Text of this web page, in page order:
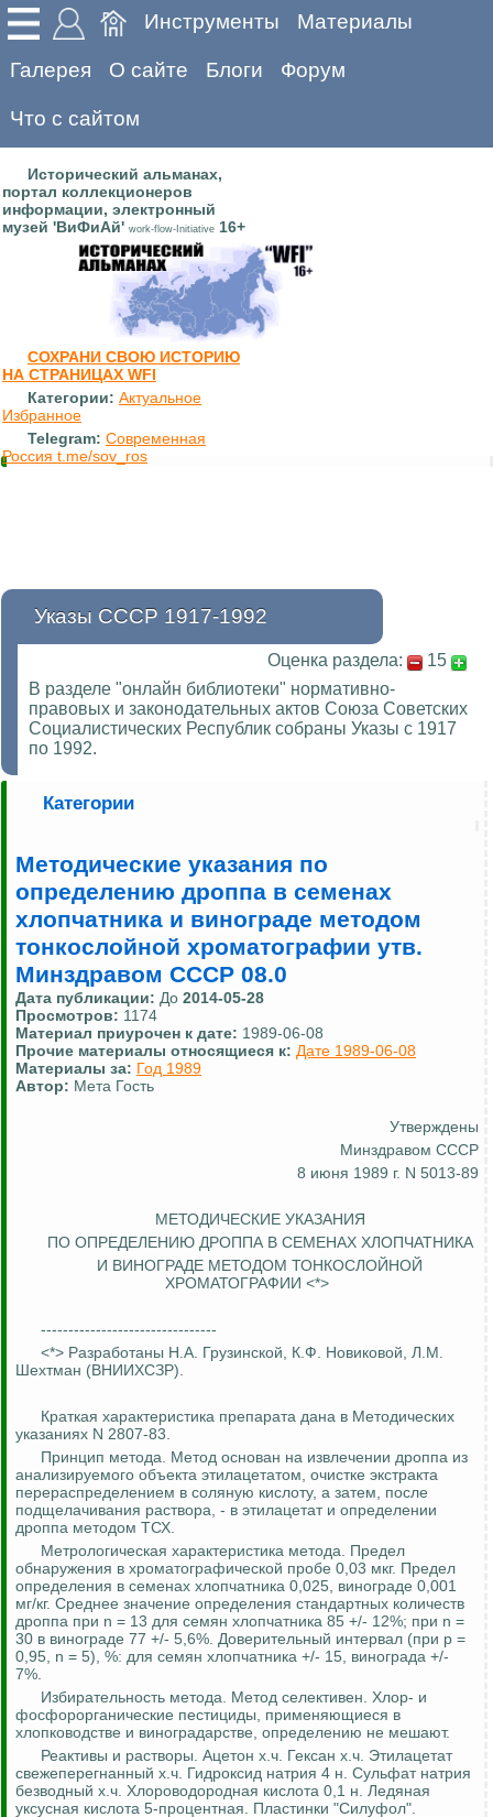
Инструменты Материалы
Галерея О сайте Блоги Форум
Что с сайтом
Исторический альманах,
портал коллекционеров
информации, электронный
музей 'ВиФиАй' work-flow-Initiative 16+
СОХРАНИ СВОЮ ИСТОРИЮ
НА СТРАНИЦАХ WFI
Категории: Актуальное
Избранное
Telegram: Современная
Россия t.me/sov_ros
Указы СССР 1917-1992
Оценка раздела:
15
В разделе "онлайн библиотеки" нормативно-
правовых и законодательных актов Союза Советских
Социалистических Республик собраны Указы с 1917
по 1992.
Категории
Методические указания по
определению дроппа в семенах
хлопчатника и винограде методом
тонкослойной хроматографии утв.
Минздравом СССР 08.0
Дата публикации: До 2014-05-28
Просмотров: 1174
Материал приурочен к дате: 1989-06-08
Прочие материалы относящиеся к: Дате 1989-06-08
Материалы за: Год 1989
Автор: Мета Гость
Утверждены
Минздравом СССР
8 июня 1989 г. N 5013-89
МЕТОДИЧЕСКИЕ УКАЗАНИЯ
ПО ОПРЕДЕЛЕНИЮ ДРОППА В СЕМЕНАХ ХЛОПЧАТНИКА
И ВИНОГРАДЕ МЕТОДОМ ТОНКОСЛОЙНОЙ
ХРОМАТОГРАФИИ <*>
--------------------------------
<*> Разработаны Н.А. Грузинской, К.Ф. Новиковой, Л.М.
Шехтман (ВНИИХСЗР).
Краткая характеристика препарата дана в Методических
указаниях N 2807-83.
Принцип метода. Метод основан на извлечении дроппа из
анализируемого объекта этилацетатом, очистке экстракта
перераспределением в соляную кислоту, а затем, после
подщелачивания раствора, - в этилацетат и определении
дроппа методом ТСХ.
Метрологическая характеристика метода. Предел
обнаружения в хроматографической пробе 0,03 мкг. Предел
определения в семенах хлопчатника 0,025, винограде 0,001
мг/кг. Среднее значение определения стандартных количеств
дроппа при n = 13 для семян хлопчатника 85 +/- 12%; при n =
30 в винограде 77 +/- 5,6%. Доверительный интервал (при p =
0,95, n = 5), %: для семян хлопчатника +/- 15, винограда +/-
7%.
Избирательность метода. Метод селективен. Хлор- и
фосфорорганические пестициды, применяющиеся в
хлопководстве и виноградарстве, определению не мешают.
Реактивы и растворы. Ацетон х.ч. Гексан х.ч. Этилацетат
свежеперегнанный х.ч. Гидроксид натрия 4 н. Сульфат натрия
безводный х.ч. Хлороводородная кислота 0,1 н. Ледяная
уксусная кислота 5-процентная. Пластинки "Силуфол".